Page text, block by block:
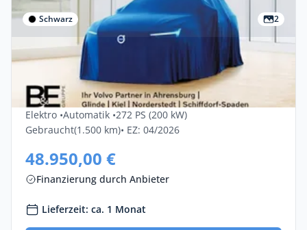
Schwarz 2
Privat & Gewerbe
Volvo Ex30 P5 Long Range Electr Black
Edition Ultra 5dr
Elektro •Automatik •272 PS (200 kW)
Gebraucht(1.500 km)• EZ: 04/2026
48.950,00 €
Finanzierung durch Anbieter
Lieferzeit: ca. 1 Monat